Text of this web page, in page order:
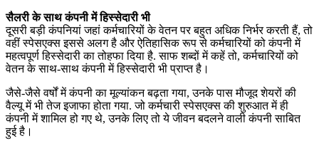
सैलरी के साथ कंपनी में हिस्सेदारी भी
दूसरी बड़ी कंपनियां जहां कर्मचारियों के वेतन पर बहुत अधिक निर्भर करती हैं, तो
वहीं स्पेसएक्स इससे अलग है और ऐतिहासिक रूप से कर्मचारियों को कंपनी में
महत्वपूर्ण हिस्सेदारी का तोहफा दिया है. साफ शब्दों में कहें तो, कर्मचारियों को
वेतन के साथ-साथ कंपनी में हिस्सेदारी भी प्राप्त है।
जैसे-जैसे वर्षों में कंपनी का मूल्यांकन बढ़ता गया, उनके पास मौजूद शेयरों की
वैल्यू में भी तेज इजाफा होता गया. जो कर्मचारी स्पेसएक्स की शुरुआत में ही
कंपनी में शामिल हो गए थे, उनके लिए तो ये जीवन बदलने वाली कंपनी साबित
हुई है।